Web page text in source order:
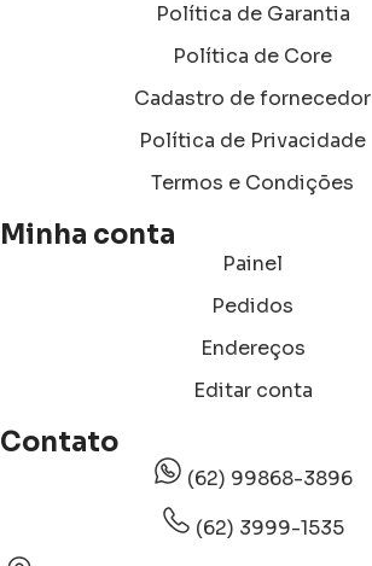
Política de Garantia
Política de Core
Cadastro de fornecedor
Política de Privacidade
Termos e Condições
Minha conta
Painel
Pedidos
Endereços
Editar conta
Contato
(62) 99868-3896
(62) 3999-1535